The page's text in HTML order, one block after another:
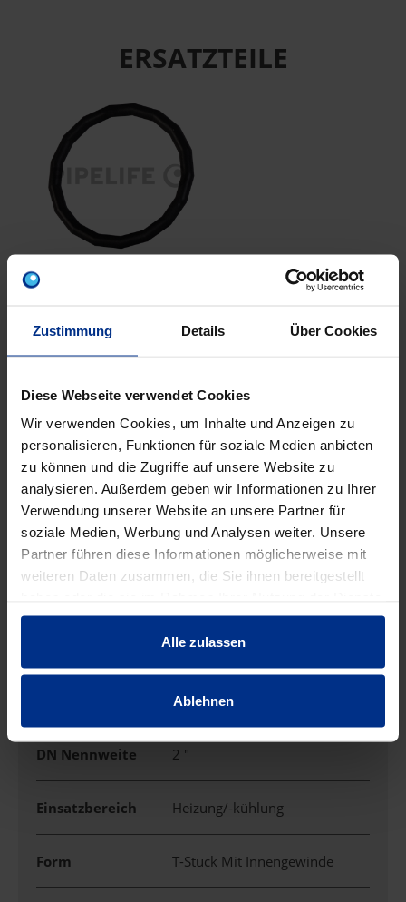
Zustimmung Details Über Cookies
Diese Webseite verwendet Cookies
Wir verwenden Cookies, um Inhalte und Anzeigen zu
personalisieren, Funktionen für soziale Medien anbieten
zu können und die Zugriffe auf unsere Website zu
analysieren. Außerdem geben wir Informationen zu Ihrer
Verwendung unserer Website an unsere Partner für
soziale Medien, Werbung und Analysen weiter. Unsere
Partner führen diese Informationen möglicherweise mit
weiteren Daten zusammen, die Sie ihnen bereitgestellt
gesammelt haben.
Alle zulassen
Ablehnen
ERSATZTEILE
schw ESt/CSt
EIGENSCHAFTEN
Ausführung Muffe/Gewinde/Muffe
Außendurchmess
er
54 mm
20 mm
3/4 "
DN Nennweite 2 "
Einsatzbereich Heizung/-kühlung
Form T-Stück Mit Innengewinde